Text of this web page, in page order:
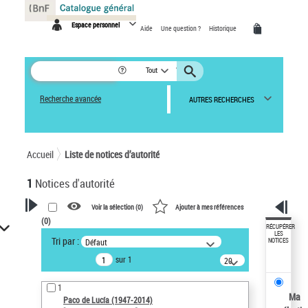
Espace personnel Aide Une question ? Historique
Tout
Recherche avancée AUTRES RECHERCHES
Accueil Liste de notices d’autorité
1 Notices d'autorité
VOTRE RECHERCHE
Recherche avancée dans les
notices d’autorité
Œuvres liées à l'auteur :
Paco de Lucía (1947-2014)
Voir la sélection (0) Ajouter à mes références
(0)
Tri par : Défaut
sur 1
20
résultats/page
1
Paco de Lucía (1947-2014)
RÉCUPÉRER
LES
NOTICES
Ma
Panneau de gestion des cookies